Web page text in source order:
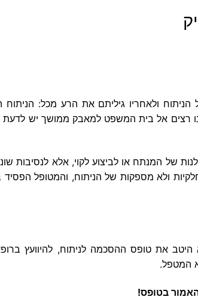
ולאחריו גיליתם את הרע מכל: הניתוח
רצים אל בית המשפט למאבק ממושך יש
של המנתח או לביצוע לקוי,אלא לנסיבות
ולא מספקות של הניתוח, והמטופל
היטב את טופס ההסכמה לניתוח, להיוועץ
המטפל.
בטופס!